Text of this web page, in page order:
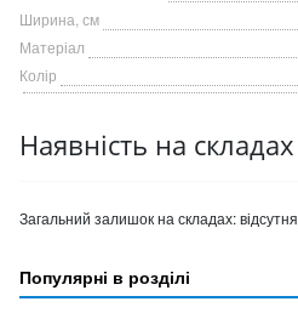
Ширина, см
Матеріал
Колір
Наявність на складах
Загальний залишок на складах:відсутня
Популярні в розділі